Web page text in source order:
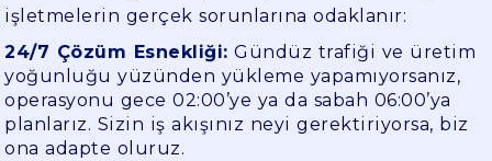
işletmelerin gerçek sorunlarına odaklanır:
24/7 Çözüm Esnekliği: Gündüz trafiği ve üretim
yoğunluğu yüzünden yükleme yapamıyorsanız,
operasyonu gece 02:00’ye ya da sabah 06:00’ya
planlarız. Sizin iş akışınız neyi gerektiriyorsa, biz
ona adapte oluruz.